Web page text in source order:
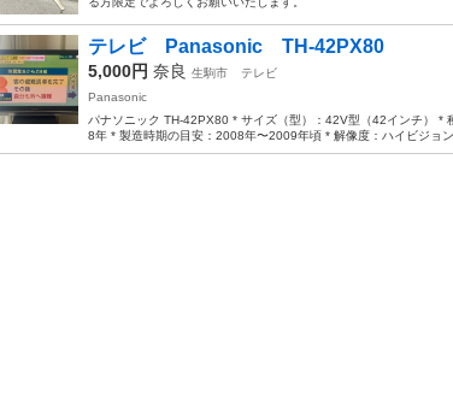
テレビ Panasonic TH-42PX80
5,000円 奈良 生駒市
テレビ
Panasonic
パナソニック TH-42PX80 * サイズ（型）：42V型（42インチ） *
8年 * 製造時期の目安：2008年〜2009年頃 * 解像度：ハイビジョン